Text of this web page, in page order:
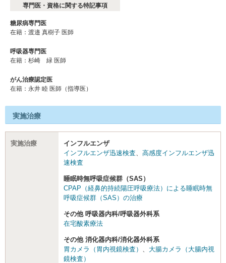
専門医・資格に関する特記事項
糖尿病専門医
在籍：渡邉 真樹子 医師
呼吸器専門医
在籍：杉崎 緑 医師
がん治療認定医
在籍：永井 睦 医師（指導医）
実施治療
実施治療
インフルエンザ
インフルエンザ迅速検査
高感度インフルエンザ迅
速検査
睡眠時無呼吸症候群（SAS）
CPAP（経鼻的持続陽圧呼吸療法）による睡眠時無
呼吸症候群（SAS）の治療
その他 呼吸器内科/呼吸器外科系
在宅酸素療法
その他 消化器内科/消化器外科系
胃カメラ（胃内視鏡検査）
大腸カメラ（大腸内視
鏡検査）